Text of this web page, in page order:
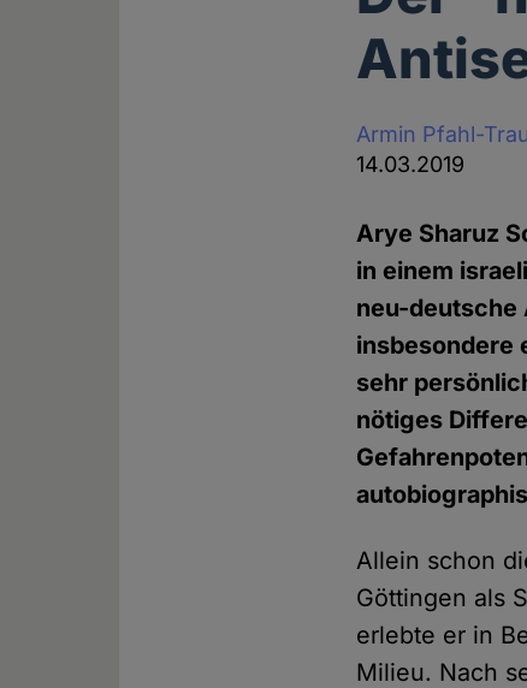
Armin Pfahl-
14.03.2019
Arye Sharuz
in einem
neu-deutsche
insbesondere
sehr
nötiges
Allein schon
Göttingen als
erlebte er in
Milieu. Nach